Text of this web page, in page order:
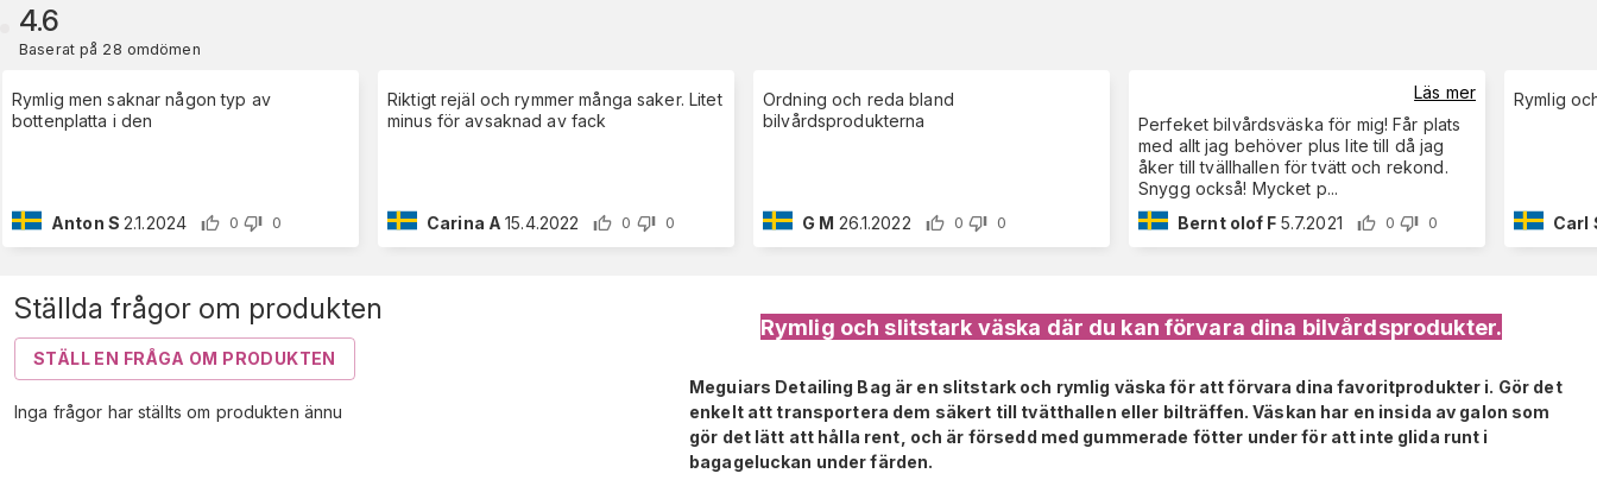
4.6
Baserat på 28 omdömen
Rymlig men saknar någon typ av
bottenplatta i den
Anton S 2.1.2024 0 0
Riktigt rejäl och rymmer många saker. Litet
minus för avsaknad av fack
Carina A 15.4.2022 0 0
Ordning och reda bland
bilvårdsprodukterna
G M 26.1.2022 0 0
Läs mer
Perfeket bilvårdsväska för mig! Får plats
med allt jag behöver plus lite till då jag
åker till tvällhallen för tvätt och rekond.
Snygg också! Mycket p...
Bernt olof F 5.7.2021 0 0
Rymlig
Carl
Ställda frågor om produkten
STÄLL EN FRÅGA OM PRODUKTEN
Inga frågor har ställts om produkten ännu
Rymlig och slitstark väska där du kan förvara dina bilvårdsprodukter.
Meguiars Detailing Bag är en slitstark och rymlig väska för att förvara dina favoritprodukter i. Gör det
enkelt att transportera dem säkert till tvätthallen eller bilträffen. Väskan har en insida av galon som
gör det lätt att hålla rent, och är försedd med gummerade fötter under för att inte glida runt i
bagageluckan under färden.